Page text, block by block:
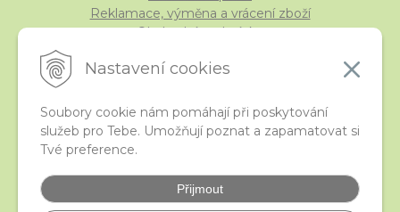
Nastavení cookies
Soubory cookie nám pomáhají při poskytování
služeb pro Tebe. Umožňují poznat a zapamatovat si
Tvé preference.
Přijmout
Reklamace, výměna a vrácení zboží
Obchodní podmínky
iStraka
Velkoobchod
Nejčastější otázky